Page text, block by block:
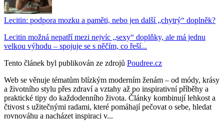
Lecitin: podpora mozku a paměti, nebo jen další „chytrý“ doplněk?
Lecitin možná nepatří mezi nejvíc „sexy“ doplňky, ale má jednu
velkou výhodu – spojuje se s něčím, co řeší...
Tento článek byl publikován ze zdrojů Poudree.cz
Web se věnuje tématům blízkým moderním ženám – od módy, krásy
a životního stylu přes zdraví a vztahy až po inspirativní příběhy a
praktické tipy do každodenního života. Články kombinují lehkost a
čtivost s užitečnými radami, které pomáhají pečovat o sebe, hledat
rovnováhu a nacházet inspiraci v...